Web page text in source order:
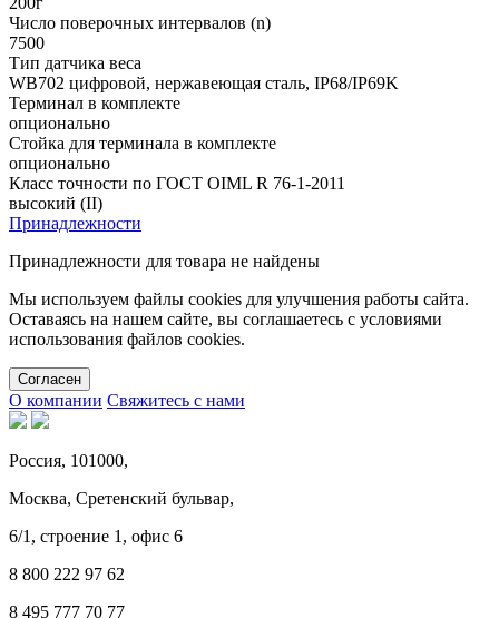
Число поверочных интервалов (n)
7500
Тип датчика веса
WB702 цифровой, нержавеющая сталь, IP68/IP69K
Терминал в комплекте
опционально
Стойка для терминала в комплекте
опционально
Класс точности по ГОСТ OIML R 76-1-2011
высокий (II)
Принадлежности
Принадлежности для товара не найдены
Мы используем файлы cookies для улучшения работы сайта.
Оставаясь на нашем сайте, вы соглашаетесь с условиями
использования файлов cookies.
Cогласен
О компании Свяжитесь с нами
Россия, 101000,
Москва, Сретенский бульвар,
6/1, строение 1, офис 6
8 800 222 97 62
8 495 777 70 77